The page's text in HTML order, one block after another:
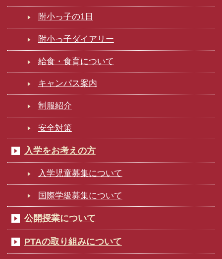
附小っ子の1日
附小っ子ダイアリー
給食・食育について
キャンパス案内
制服紹介
安全対策
入学をお考えの方
入学児童募集について
国際学級募集について
公開授業について
PTAの取り組みについて